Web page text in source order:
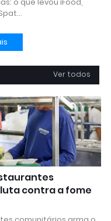
Ver todos
contra a fome